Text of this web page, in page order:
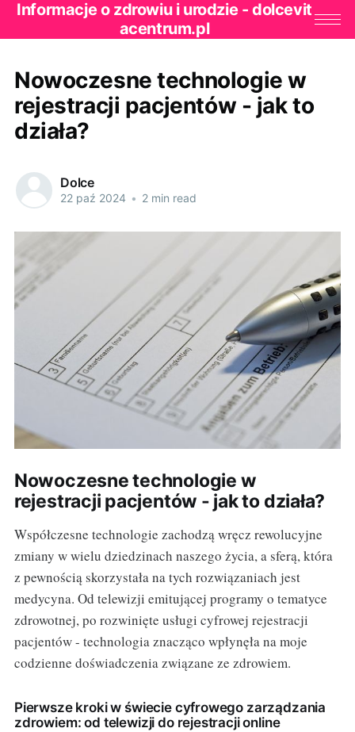
Informacje o zdrowiu i urodzie - dolcevit
acentrum.pl
Nowoczesne technologie w
rejestracji pacjentów - jak to
działa?
Dolce
22 paź 2024 • 2 min read
Nowoczesne technologie w
rejestracji pacjentów - jak to działa?
Współczesne technologie zachodzą wręcz rewolucyjne
zmiany w wielu dziedzinach naszego życia, a sferą, która
z pewnością skorzystała na tych rozwiązaniach jest
medycyna. Od telewizji emitującej programy o tematyce
zdrowotnej, po rozwinięte usługi cyfrowej rejestracji
pacjentów - technologia znacząco wpłynęła na moje
codzienne doświadczenia związane ze zdrowiem.
Pierwsze kroki w świecie cyfrowego zarządzania
zdrowiem: od telewizji do rejestracji online